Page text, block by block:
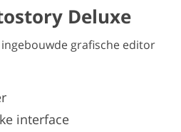
Deluxe
grafische editor
interface